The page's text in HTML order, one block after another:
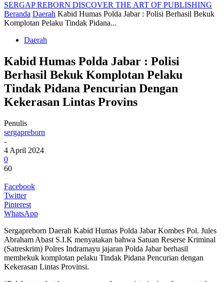
SERGAP REBORN DISCOVER THE ART OF PUBLISHING
Beranda Daerah Kabid Humas Polda Jabar : Polisi Berhasil Bekuk
Komplotan Pelaku Tindak Pidana...
Daerah
Kabid Humas Polda Jabar : Polisi
Berhasil Bekuk Komplotan Pelaku
Tindak Pidana Pencurian Dengan
Kekerasan Lintas Provins
Penulis
sergapreborn
-
4 April 2024
0
60
Facebook
Twitter
Pinterest
WhatsApp
Sergapreborn Daerah Kabid Humas Polda Jabar Kombes Pol. Jules
Abraham Abast S.I.K menyatakan bahwa Satuan Reserse Kriminal
(Satreskrim) Polres Indramayu jajaran Polda Jabar berhasil
membekuk komplotan pelaku Tindak Pidana Pencurian dengan
Kekerasan Lintas Provinsi.